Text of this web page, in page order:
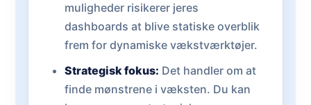
muligheder risikerer jeres
dashboards at blive statiske overblik
frem for dynamiske vækstværktøjer.
Strategisk fokus: Det handler om at
finde mønstrene i væksten. Du kan